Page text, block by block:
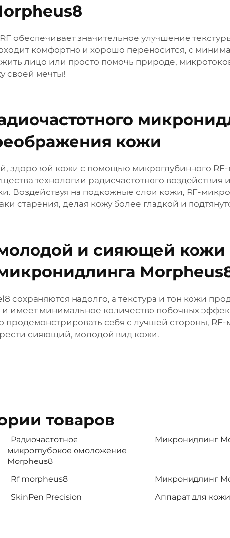
обеспечивает значительное улучшение
комфортно и хорошо переносится, с
лицо или просто помочь природе,
своей мечты!
кожи
здоровой кожи с помощью микроглубинного
технологии радиочастотного
Воздействуя на подкожные слои кожи, RF-
старения, делая кожу более гладкой и
молодой и сияющей
сохраняются надолго, а текстура и тон кожи
имеет минимальное количество побочных
продемонстрировать себя с лучшей стороны,
сияющий, молодой вид кожи.
товаров
Радиочастотное
микроглубокое омоложение
Morpheus8
Микронидлинг
Rf morpheus8 Микронидлинг
SkinPen Precision Аппарат для